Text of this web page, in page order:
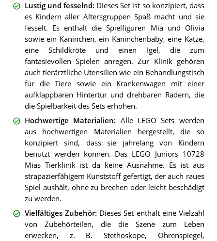
Lustig und fesselnd: Dieses Set ist so konzipiert, dass
es Kindern aller Altersgruppen Spaß macht und sie
fesselt. Es enthält die Spielfiguren Mia und Olivia
sowie ein Kaninchen, ein Kaninchenbaby, eine Katze,
eine Schildkröte und einen Igel, die zum
fantasievollen Spielen anregen. Zur Klinik gehören
auch tierärztliche Utensilien wie ein Behandlungstisch
für die Tiere sowie ein Krankenwagen mit einer
aufklappbaren Hintertür und drehbaren Rädern, die
die Spielbarkeit des Sets erhöhen.
Hochwertige Materialien: Alle LEGO Sets werden
aus hochwertigen Materialien hergestellt, die so
konzipiert sind, dass sie jahrelang von Kindern
benutzt werden können. Das LEGO Juniors 10728
Mias Tierklinik ist da keine Ausnahme. Es ist aus
strapazierfähigem Kunststoff gefertigt, der auch raues
Spiel aushält, ohne zu brechen oder leicht beschädigt
zu werden.
Vielfältiges Zubehör: Dieses Set enthält eine Vielzahl
von Zubehörteilen, die die Szene zum Leben
erwecken, z. B. Stethoskope, Ohrenspiegel,